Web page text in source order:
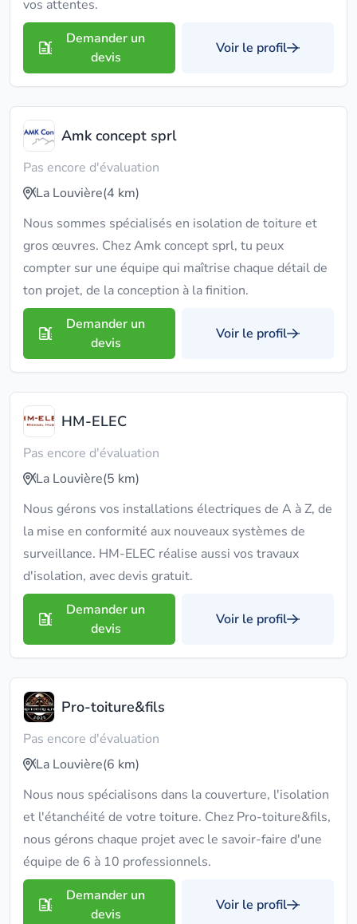
vos attentes.
Demander un
devis
Voir le profil
Amk concept sprl
Pas encore d'évaluation
La Louvière(4 km)
Nous sommes spécialisés en isolation de toiture et
gros œuvres. Chez Amk concept sprl, tu peux
compter sur une équipe qui maîtrise chaque détail de
ton projet, de la conception à la finition.
Demander un
devis
Voir le profil
HM-ELEC
Pas encore d'évaluation
La Louvière(5 km)
Nous gérons vos installations électriques de A à Z, de
la mise en conformité aux nouveaux systèmes de
surveillance. HM-ELEC réalise aussi vos travaux
d'isolation, avec devis gratuit.
Demander un
devis
Voir le profil
Pro-toiture&fils
Pas encore d'évaluation
La Louvière(6 km)
Nous nous spécialisons dans la couverture, l'isolation
et l'étanchéité de votre toiture. Chez Pro-toiture&fils,
nous gérons chaque projet avec le savoir-faire d'une
équipe de 6 à 10 professionnels.
Demander un
devis
Voir le profil